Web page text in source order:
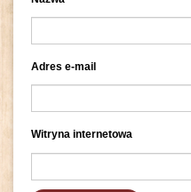
Adres e-mail
Witryna internetowa